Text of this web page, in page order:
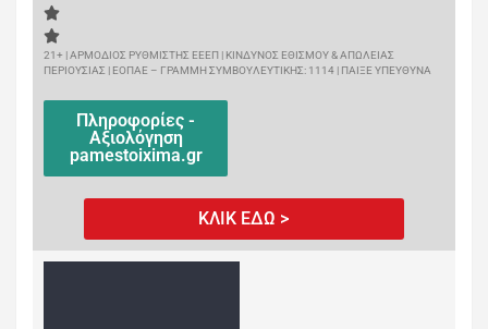
21+ | ΑΡΜΟΔΙΟΣ ΡΥΘΜΙΣΤΗΣ ΕΕΕΠ | ΚΙΝΔΥΝΟΣ ΕΘΙΣΜΟΥ & ΑΠΩΛΕΙΑΣ
ΠΕΡΙΟΥΣΙΑΣ | ΕΟΠΑΕ – ΓΡΑΜΜΗ ΣΥΜΒΟΥΛΕΥΤΙΚΗΣ: 1114 | ΠΑΙΞΕ ΥΠΕΥΘΥΝΑ
Πληροφορίες -
Αξιολόγηση
pamestoixima.gr
ΚΛΙΚ ΕΔΩ >